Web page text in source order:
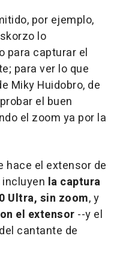
por ejemplo,
lo
para capturar el
para ver lo que
Miky Huidobro, de
el buen
el zoom ya por la
hace el extensor de
la captura
Ultra, sin zoom, y
el extensor --y el
cantante de